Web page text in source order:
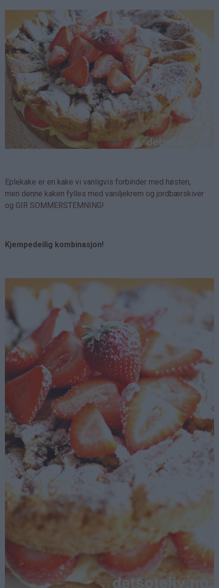
Eplekake er en kake vi vanligvis forbinder med høsten,
men denne kaken fylles med vaniljekrem og jordbærskiver
og GIR SOMMERSTEMNING!
Kjempedeilig kombinasjon!